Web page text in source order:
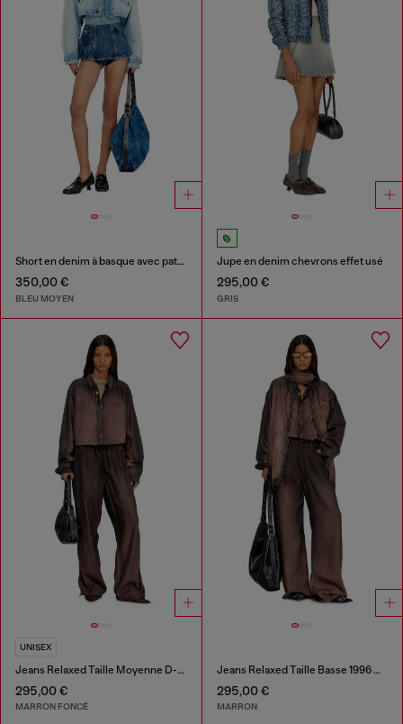
Short en denim à basque avec patchs effet ombre
350,00 €
BLEU MOYEN
Jupe en denim chevrons effet usé
295,00 €
GRIS
UNISEX
Jeans Relaxed Taille Moyenne D-Roder
295,00 €
MARRON FONCÉ
Jeans Relaxed Taille Basse 1996 D-Sire
295,00 €
MARRON